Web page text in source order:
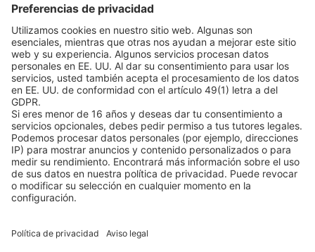
on point medicals GmbH
Pharmaziegasse 5
9020 Klagenfurt am Wörthersee
Phone +43 463 410355
Fax +43 463 410355 109
office@onpoint.at